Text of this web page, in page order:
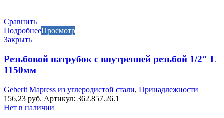
Сравнить
ПодробнееПросмотр
Закрыть
Резьбовой патрубок с внутренней резьбой 1/2″ L
1150мм
Geberit Mapress из углеродистой стали, Принадлежности
156,23 руб. Артикул: 362.857.26.1
Нет в наличии